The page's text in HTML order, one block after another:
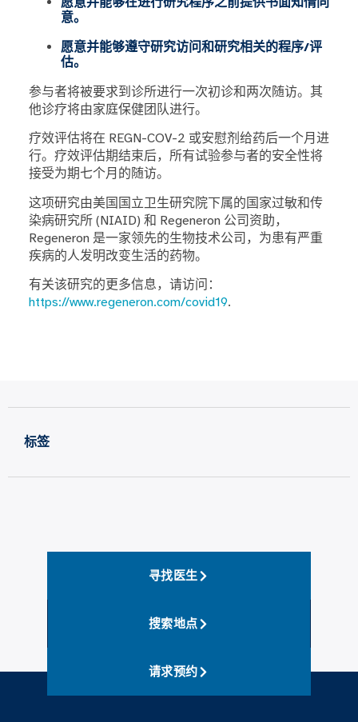
意。
愿意并能够遵守研究访问和研究相关的程序/评
估。
参与者将被要求到诊所进行一次初诊和两次随访。其
他诊疗将由家庭保健团队进行。
疗效评估将在 REGN-COV-2 或安慰剂给药后一个月进
行。疗效评估期结束后，所有试验参与者的安全性将
接受为期七个月的随访。
这项研究由美国国立卫生研究院下属的国家过敏和传
染病研究所 (NIAID) 和 Regeneron 公司资助，
Regeneron 是一家领先的生物技术公司，为患有严重
疾病的人发明改变生活的药物。
有关该研究的更多信息，请访问：
https://www.regeneron.com/covid19.
标签
寻找医生
搜索地点
请求预约